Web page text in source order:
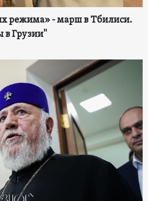
режима» - марш в Тбилиси.
в Грузии"